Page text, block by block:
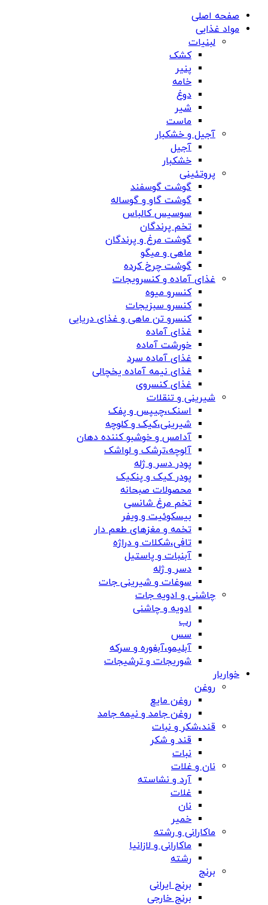
صفحه اصلی
مواد غذایی
لبنیات
کشک
پنیر
خامه
دوغ
شیر
ماست
آجیل و خشکبار
آجیل
خشکبار
پروتئینی
گوشت گوسفند
گوشت گاو و گوساله
سوسیس کالباس
تخم پرندگان
گوشت مرغ و پرندگان
ماهی و میگو
گوشت چرخ کرده
غذای آماده و کنسرویجات
کنسرو میوه
کنسرو سبزیجات
کنسرو تن ماهی و غذای دریایی
غذای آماده
خورشت آماده
غذای آماده سرد
غذای نیمه آماده یخچالی
غذای کنسروی
شیرینی و تنقلات
اسنک،چیپس و پفک
شیرینی،کیک و کلوچه
آدامس و خوشبو کننده دهان
آلوچه،ترشک و لواشک
پودر دسر و ژله
پودر کیک و پنکیک
محصولات صبحانه
تخم مرغ شانسی
بیسکوئیت و ویفر
تخمه و مغزهای طعم دار
تافی،شکلات و دراژه
آبنبات و پاستیل
دسر و ژله
سوغات و شیرینی جات
چاشنی و ادویه جات
ادویه و چاشنی
رب
سس
آبلیمو،آبغوره و سرکه
شوریجات و ترشیجات
خواربار
روغن
روغن مایع
روغن جامد و نیمه جامد
قند،شکر و نبات
قند و شکر
نبات
نان و غلات
آرد و نشاسته
غلات
نان
خمیر
ماکارانی و رشته
ماکارانی و لازانیا
رشته
برنج
برنج ایرانی
برنج خارجی